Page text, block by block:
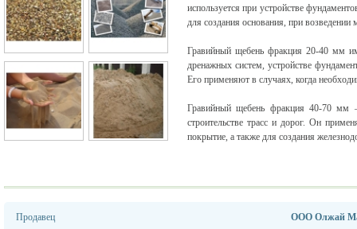
используется при устройстве
для создания основания, при
Гравийный щебень фракция 20-40 мм
дренажных систем, устройстве
Его применяют в случаях, когда
Гравийный щебень фракция 40-70 мм
строительстве трасс и дорог. Он
покрытие, а также для создания
Продавец
ООО Олжай